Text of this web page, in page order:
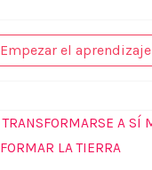
Empezar el aprendizaje